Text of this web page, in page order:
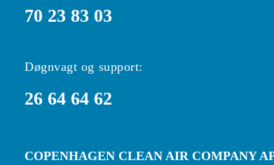
70 23 83 03
Døgnvagt og support:
26 64 64 62
COPENHAGEN CLEAN AIR COMPANY